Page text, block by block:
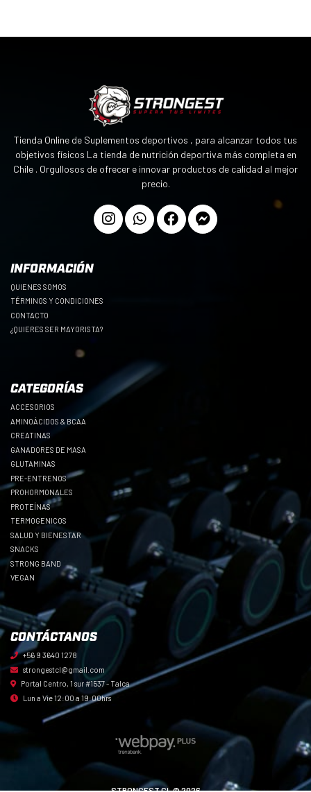
Tienda Online de Suplementos deportivos , para alcanzar todos tus
objetivos físicos La tienda de nutrición deportiva más completa en
Chile . Orgullosos de ofrecer e innovar productos de calidad al mejor
precio.
INFORMACIÓN
QUIENES SOMOS
TÉRMINOS Y CONDICIONES
CONTACTO
¿QUIERES SER MAYORISTA?
CATEGORÍAS
ACCESORIOS
AMINOÁCIDOS & BCAA
CREATINAS
GANADORES DE MASA
GLUTAMINAS
PRE-ENTRENOS
PROHORMONALES
PROTEÍNAS
TERMOGENICOS
SALUD Y BIENESTAR
SNACKS
STRONG BAND
VEGAN
CONTÁCTANOS
+56 9 3640 1278
strongestcl@gmail.com
Portal Centro, 1 sur #1537 - Talca
Lun a Vie 12:00 a 19:00hrs
STRONGEST.CL © 2026